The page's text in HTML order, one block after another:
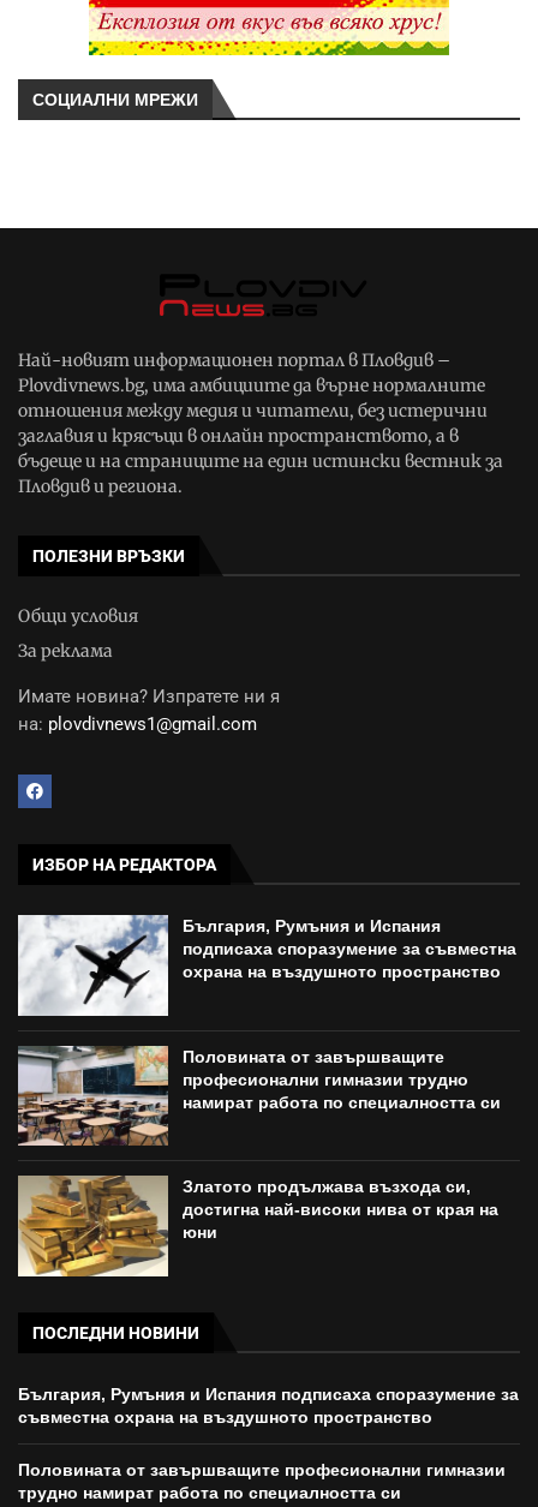
СОЦИАЛНИ МРЕЖИ
Най-новият информационен портал в Пловдив –
Plovdivnews.bg, има амбициите да върне нормалните
отношения между медия и читатели, без истерични
заглавия и крясъци в онлайн пространството, а в
бъдеще и на страниците на един истински вестник за
Пловдив и региона.
ПОЛЕЗНИ ВРЪЗКИ
Общи условия
За реклама
Имате новина? Изпратете ни я
на: plovdivnews1@gmail.com
ИЗБОР НА РЕДАКТОРА
България, Румъния и Испания
подписаха споразумение за съвместна
охрана на въздушното пространство
Половината от завършващите
професионални гимназии трудно
намират работа по специалността си
Златото продължава възхода си,
достигна най-високи нива от края на
юни
ПОСЛЕДНИ НОВИНИ
България, Румъния и Испания подписаха споразумение за
съвместна охрана на въздушното пространство
Половината от завършващите професионални гимназии
трудно намират работа по специалността си